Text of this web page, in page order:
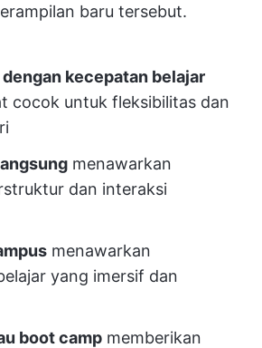
baru tersebut.
kecepatan belajar
cocok untuk fleksibilitas dan
menawarkan
dan interaksi
menawarkan
yang imersif dan
boot camp memberikan